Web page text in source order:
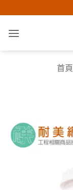
to
content
首頁